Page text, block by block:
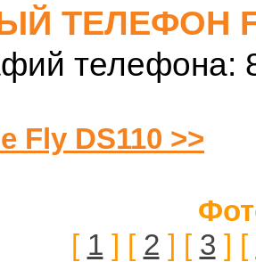
ТЕЛЕФОН
телефона:
Fly DS110 >>
[ 1 ] [ 2 ] [ 3 ] [